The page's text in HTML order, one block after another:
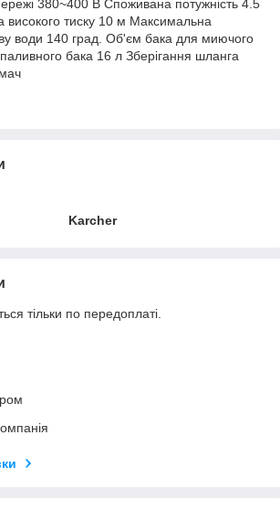
380~400 В Споживана потужність 4.5
високого тиску 10 м Максимальна
води 140 град. Об'єм бака для миючого
бака 16 л Зберігання шланга
Karcher
тільки по передоплаті.